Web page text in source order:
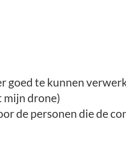
goed te kunnen
mijn drone)
de personen die de